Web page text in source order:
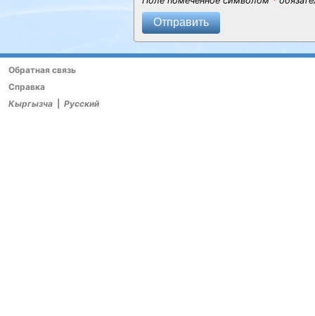
Отправить
Обратная связь
Справка
Кыргызча
Русский